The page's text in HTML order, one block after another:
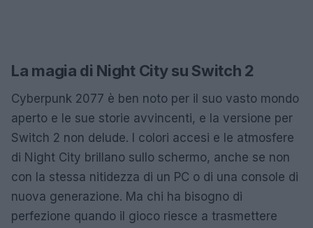
La magia di Night City su Switch 2
Cyberpunk 2077 è ben noto per il suo vasto mondo
aperto e le sue storie avvincenti, e la versione per
Switch 2 non delude. I colori accesi e le atmosfere
di Night City brillano sullo schermo, anche se non
con la stessa nitidezza di un PC o di una console di
nuova generazione. Ma chi ha bisogno di
perfezione quando il gioco riesce a trasmettere